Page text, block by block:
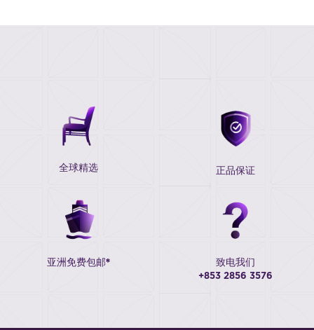
全球精选 正品保证
亚洲免费包邮* 致电我们
+853 2856 3576